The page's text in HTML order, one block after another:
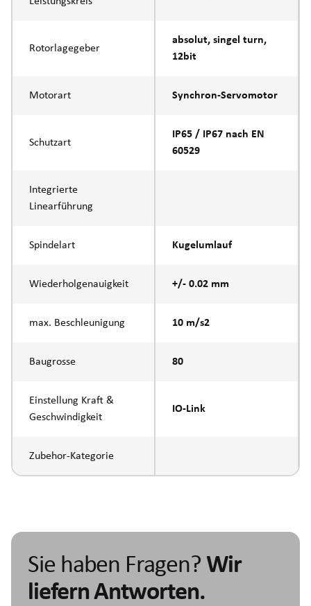
Rotorlagegeber
absolut, singel turn,
12bit
Motorart Synchron-Servomotor
Schutzart
IP65 / IP67 nach EN
60529
Integrierte
Linearführung
Spindelart Kugelumlauf
Wiederholgenauigkeit +/- 0.02 mm
max. Beschleunigung 10 m/s2
Baugrosse 80
Einstellung Kraft &
Geschwindigkeit
IO-Link
Zubehor-Kategorie
Sie haben Fragen? Wir
liefern Antworten.